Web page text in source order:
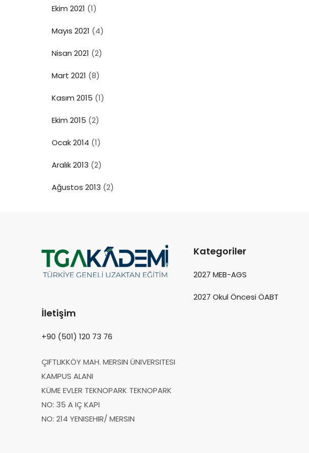
Ekim 2021 (1)
Mayıs 2021 (4)
Nisan 2021 (2)
Mart 2021 (8)
Kasım 2015 (1)
Ekim 2015 (2)
Ocak 2014 (1)
Aralık 2013 (2)
Ağustos 2013 (2)
İletişim
+90 (501) 120 73 76
ÇIFTLIKKÖY MAH. MERSIN ÜNIVERSITESI
KAMPUS ALANI
KÜME EVLER TEKNOPARK TEKNOPARK
NO: 35 A IÇ KAPI
NO: 214 YENISEHIR/ MERSIN
Kategoriler
2027 MEB-AGS
2027 Okul Öncesi ÖABT